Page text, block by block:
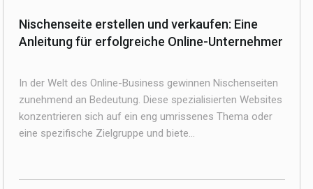
Nischenseite erstellen und verkaufen: Eine
Anleitung für erfolgreiche Online-Unternehmer
In der Welt des Online-Business gewinnen Nischenseiten
zunehmend an Bedeutung. Diese spezialisierten Websites
konzentrieren sich auf ein eng umrissenes Thema oder
eine spezifische Zielgruppe und biete...